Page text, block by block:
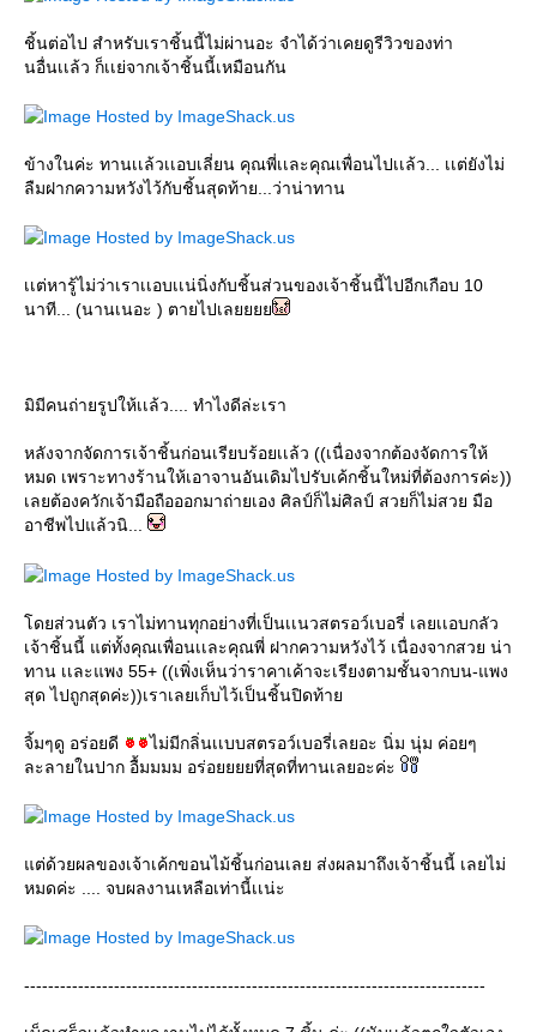
ชิ้นต่อไป สำหรับเราชิ้นนี้ไม่ผ่านอะ จำได้ว่าเคยดูรีวิวของท่า
นอื่นเเล้ว ก็เเย่จากเจ้าชิ้นนี้เหมือนกัน
ข้างในค่ะ ทานเเล้วเเอบเลี่ยน คุณพี่เเละคุณเพื่อนไปเเล้ว... เเต่ยังไม่
ลืมฝากความหวังไว้กับชิ้นสุดท้าย...ว่าน่าทาน
เเต่หารู้ไม่ว่าเราเเอบเเน่นิ่งกับชิ้นส่วนของเจ้าชิ้นนี้ไปอีกเกือบ 10
นาที... (นานเนอะ ) ตายไปเล
มิมีคนถ่ายรูปให้เเล้ว.... ทำไงดีล่ะเรา
หลังจากจัดการเจ้าชิ้นก่อนเรียบร้อยเเล้ว ((เนื่องจากต้องจัดการให้
หมด เพราะทางร้านให้เอาจานอันเดิมไปรับเค้กชิ้นใหม่ที่ต้องการค่ะ))
เลยต้องควักเจ้ามือถือออกมาถ่ายเอง ศิลป์ก็ไม่ศิลป์ สวยก็ไม่สวย มือ
อาชีพไปแล้วนิ...
ดยส่วนตัว เราไม่ทานทุกอย่างที่เป็นเเนวสตรอว์เบอรี่ เลยเเอบกลัว
เจ้าชิ้นนี้ แต่ทั้งคุณเพื่อนเเละคุณพี่ ฝากความหวังไว้ เนื่องจากสวย น่า
ทาน เเละแพง 55+ ((เพิ่งเห็นว่าราคาเค้าจะเรียงตามชั้นจากบน-แพง
สุด ไปถูกสุดค่ะ))เราเลยเก็บไว้เป็นชิ้นปิดท้า
จิ้มๆดู อร่อยดี
ไม่มีกลิ่นเเบบสตรอว์เบอรี่เลยอะ นิ่ม นุ่ม ค่อยๆ
ละลายในปาก อื้มมมม อร่อยยยยที่สุดที่ทานเลยอะค่ะ
ต่ด้วยผลของเจ้าเค้กขอนไม้ชิ้นก่อนเลย ส่งผลมาถึงเจ้าชิ้นนี้ เลยไม่
หมดค่ะ .... จบผลงานเหลือเท่านี้เเน่ะ
-----------------------------------------------------------------------------